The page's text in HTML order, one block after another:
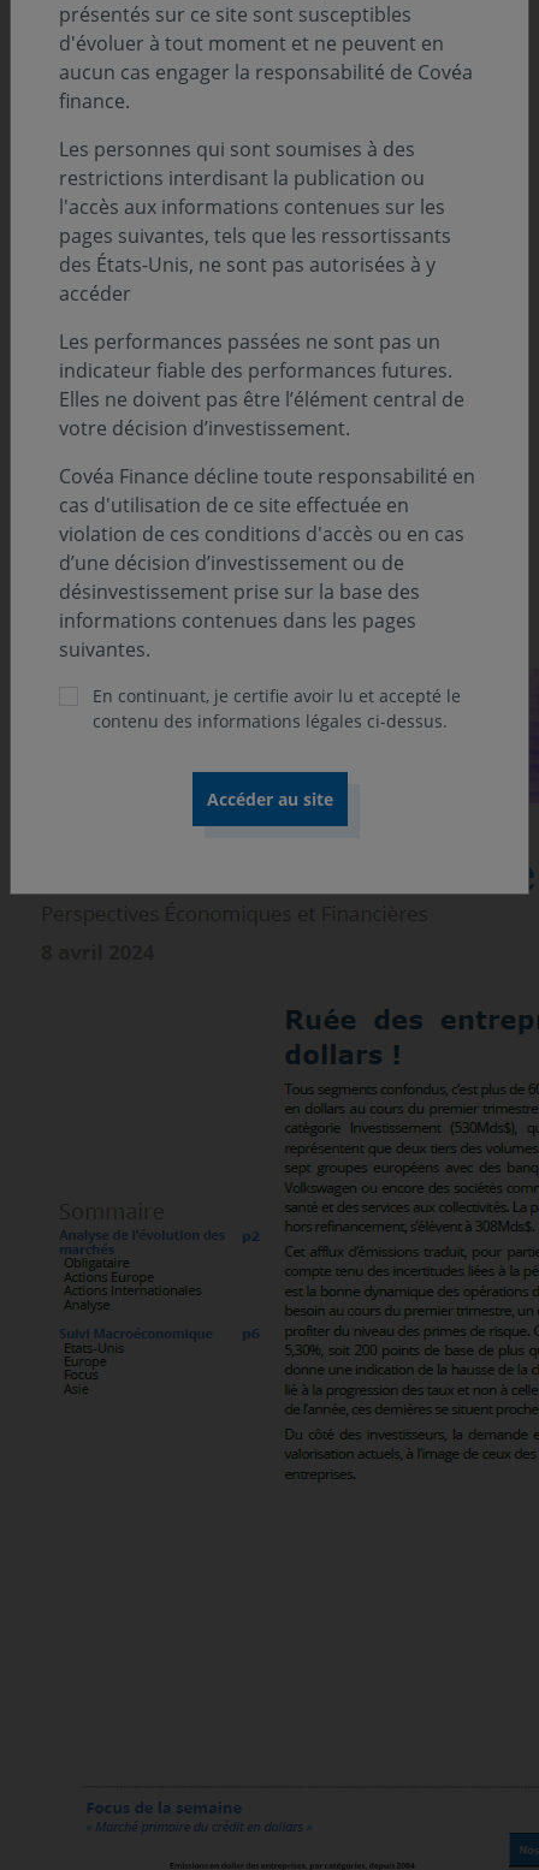
Sommaire
Analyse de l’évolution des marchés :
Obligataire par Mathilde GAZIER
Actions Europe par Grégoire DU MESNIL DU
BUISSON
Actions Internationales par Vincent HADERER
Le regard de l'Analyste par Victor LABATE
Analyse Suivi Macroéconomique :
États-Unis par Sébastien BERTHELOT
Europe par Jean-Louis MOURIER
Asie par Louis MARTIN
Découvrez notre suivi des marchés
présentés sur ce site sont susceptibles
d'évoluer à tout moment et ne peuvent en
aucun cas engager la responsabilité de Covéa
finance.
Les personnes qui sont soumises à des
restrictions interdisant la publication ou
l'accès aux informations contenues sur les
pages suivantes, tels que les ressortissants
des États-Unis, ne sont pas autorisées à y
accéder
Les performances passées ne sont pas un
indicateur fiable des performances futures.
Elles ne doivent pas être l’élément central de
votre décision d’investissement.
Covéa Finance décline toute responsabilité en
cas d'utilisation de ce site effectuée en
violation de ces conditions d'accès ou en cas
d’une décision d’investissement ou de
désinvestissement prise sur la base des
informations contenues dans les pages
suivantes.
En continuant, je certifie avoir lu et accepté le
contenu des informations légales ci-dessus.